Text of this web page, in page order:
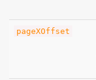
pageXOffset